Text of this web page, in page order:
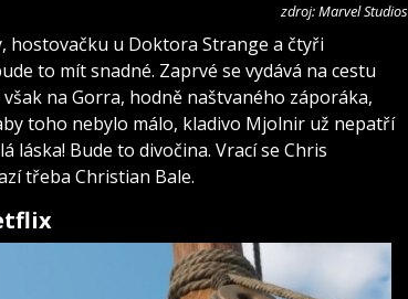
zdroj: Marvel Studios
hostovačku u Doktora Strange a čtyři
to mít snadné. Zaprvé se vydává na cestu
na Gorra, hodně naštvaného záporáka,
toho nebylo málo, kladivo Mjolnir už nepatří
láska! Bude to divočina. Vrací se Chris
třeba Christian Bale.